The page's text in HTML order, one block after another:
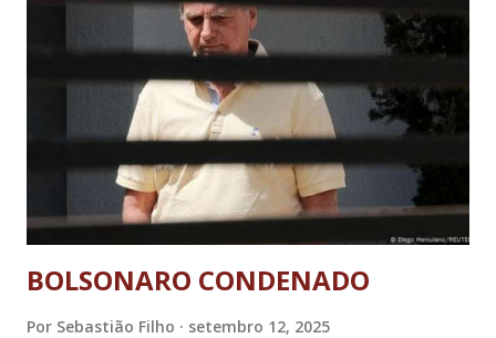
BOLSONARO CONDENADO
Por Sebastião Filho setembro 12, 2025